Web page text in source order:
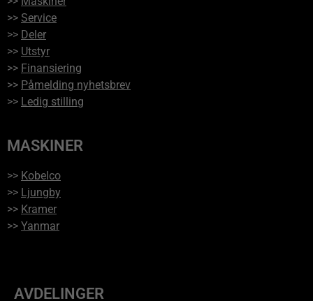
>> Service
>> Deler
>> Utstyr
>> Finansiering
>> Påmelding nyhetsbrev
>> Ledig stilling
MASKINER
>> Kobelco
>> Ljungby
>> Kramer
>> Yanmar
AVDELINGER